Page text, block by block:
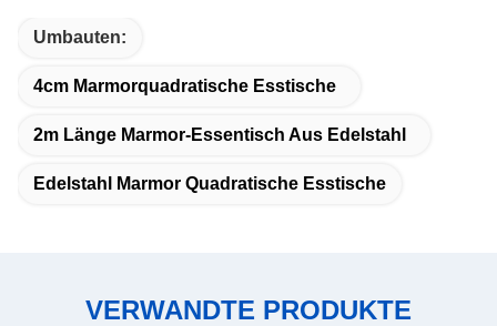
Umbauten:
4cm Marmorquadratische Esstische
2m Länge Marmor-Essentisch Aus Edelstahl
Edelstahl Marmor Quadratische Esstische
VERWANDTE PRODUKTE